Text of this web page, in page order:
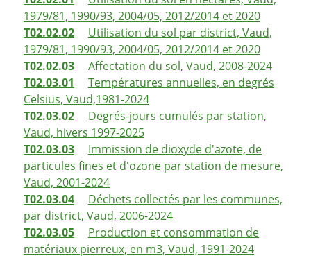
1979/81, 1990/93, 2004/05, 2012/2014 et 2020
T02.02.02
Utilisation du sol par district, Vaud,
1979/81, 1990/93, 2004/05, 2012/2014 et 2020
T02.02.03
Affectation du sol, Vaud, 2008-2024
T02.03.01
Températures annuelles, en degrés
Celsius, Vaud,1981-2024
T02.03.02
Degrés-jours cumulés par station,
Vaud, hivers 1997-2025
T02.03.03
Immission de dioxyde d'azote, de
particules fines et d'ozone par station de mesure,
Vaud, 2001-2024
T02.03.04
Déchets collectés par les communes,
par district, Vaud, 2006-2024
T02.03.05
Production et consommation de
matériaux pierreux, en m3, Vaud, 1991-2024